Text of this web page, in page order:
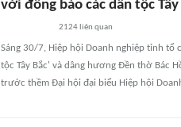
với đồng bào các dân tộc
2124liên quan
Sáng 30/7, Hiệp hội Doanh nghiệp tỉnh tổ
tộc Tây Bắc' và dâng hương Đền thờ Bác
trước thềm Đại hội đại biểu Hiệp hội